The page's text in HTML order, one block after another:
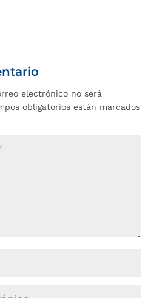
electrónico no será
obligatorios están marcados